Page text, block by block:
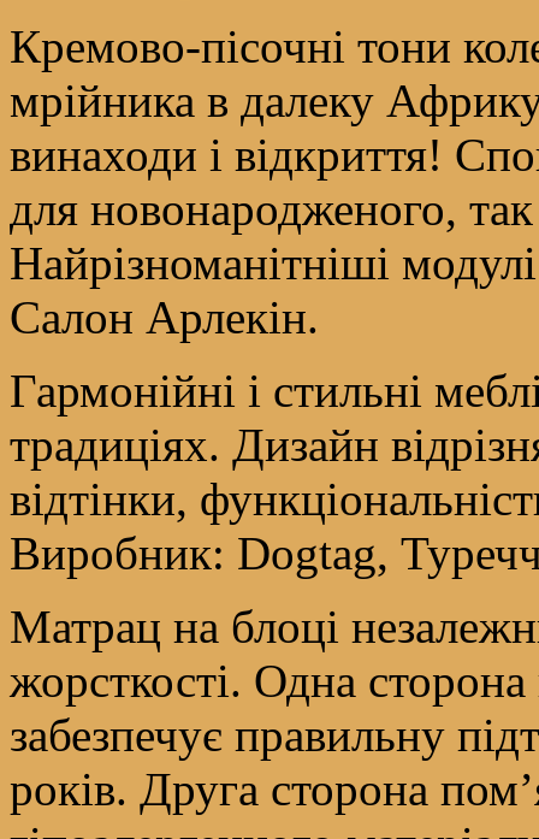
Кремово-пісочні тони
мрійника в далеку
винаходи і відкриття!
для новонародженого, так
Найрізноманітніші
Салон Арлекін.
Гармонійні і стильні
традиціях. Дизайн
відтінки,
Виробник: Dogtag,
Матрац на блоці
жорсткості. Одна
забезпечує правильну
років. Друга сторона